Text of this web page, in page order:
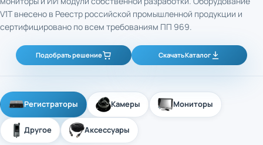
V1T внесено в Реестр российской промышленной продукции и
сертифицировано по всем требованиям ПП 969.
Подобрать решение Скачать Каталог